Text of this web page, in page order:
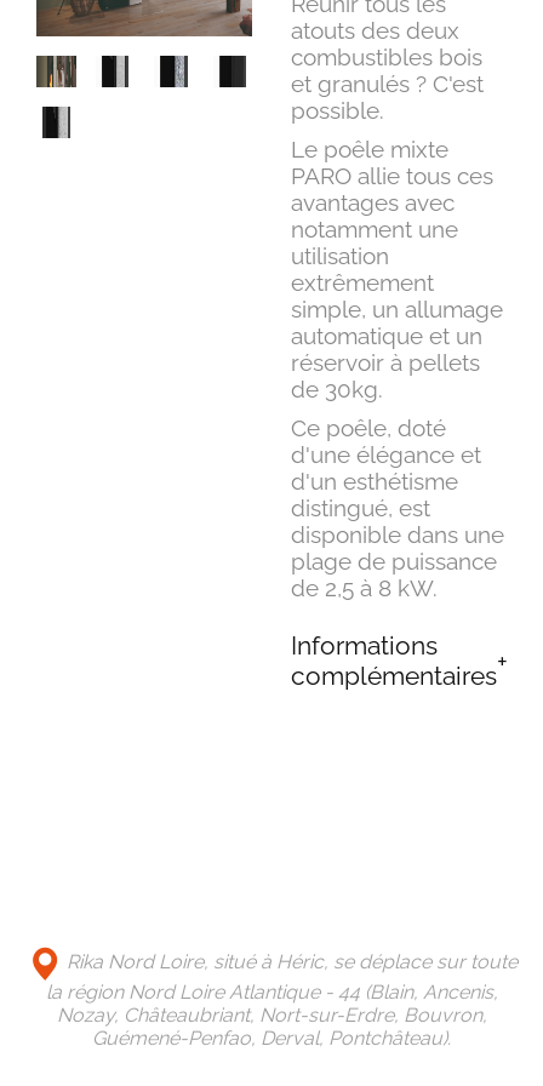
atouts des deux
combustibles bois
et granulés ? C'est
possible.
Le poêle mixte
PARO allie tous ces
avantages avec
notamment une
utilisation
extrêmement
simple, un allumage
automatique et un
réservoir à pellets
de 30kg.
Ce poêle, doté
d'une élégance et
d'un esthétisme
distingué, est
disponible dans une
plage de puissance
de 2,5 à 8 kW.
Informations
complémentaires
Rika Nord Loire, situé à Héric, se déplace sur toute
la région Nord Loire Atlantique - 44 (Blain, Ancenis,
Nozay, Châteaubriant, Nort-sur-Erdre, Bouvron,
Guémené-Penfao, Derval, Pontchâteau).